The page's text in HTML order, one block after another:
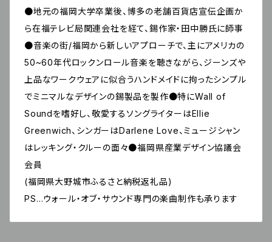
●地元の福岡大学卒業後、博多の老舗百貨店宣伝企画か
ら在福テレビ局関連会社を経て、錫作家・田中勝氏に師事
●音楽の街/福岡から新しいアプローチで、主にアメリカの
50~60年代ロックンロール音楽を聴きながら、ジーンズや
上品なワークウェアに似合うハンドメイドに拘ったシンプル
でミニマルなデザインの錫製品を製作●特にWall of
Soundを嗜好し、敬愛するソングライターはEllie
Greenwich、シンガーはDarlene Love、ミュージシャン
はレッキング・クルーの面々●福岡県産業デザイン協議会
会員
(福岡県大野城市ふるさと納税返礼品)
PS…ウォール・オブ・サウンド専門の楽曲制作も承ります